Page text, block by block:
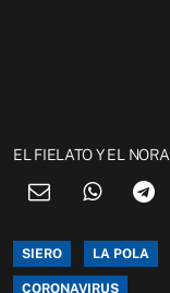
EL FIELATO Y EL NORA
SIERO LA POLA
CORONAVIRUS